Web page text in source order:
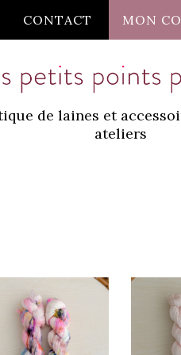
CONTACT MON
de laines et
ateliers